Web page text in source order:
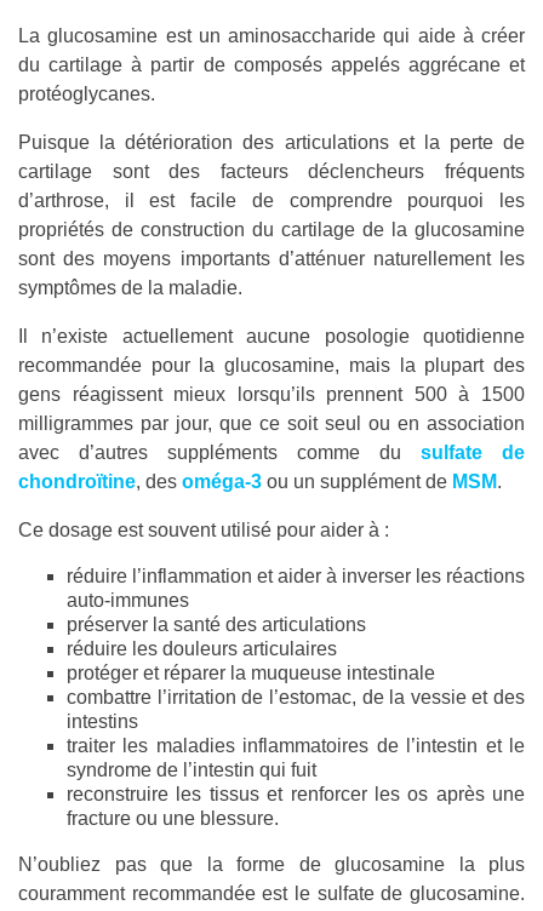
La glucosamine est un aminosaccharide qui aide à créer
du cartilage à partir de composés appelés aggrécane et
protéoglycanes.
Puisque la détérioration des articulations et la perte de
cartilage sont des facteurs déclencheurs fréquents
d’arthrose, il est facile de comprendre pourquoi les
propriétés de construction du cartilage de la glucosamine
sont des moyens importants d’atténuer naturellement les
symptômes de la maladie.
Il n’existe actuellement aucune posologie quotidienne
recommandée pour la glucosamine, mais la plupart des
gens réagissent mieux lorsqu’ils prennent 500 à 1500
milligrammes par jour, que ce soit seul ou en association
avec d’autres suppléments comme du sulfate de
chondroïtine, des oméga-3 ou un supplément de MSM.
Ce dosage est souvent utilisé pour aider à :
réduire l’inflammation et aider à inverser les réactions
auto-immunes
préserver la santé des articulations
réduire les douleurs articulaires
protéger et réparer la muqueuse intestinale
combattre l’irritation de l’estomac, de la vessie et des
intestins
traiter les maladies inflammatoires de l’intestin et le
syndrome de l’intestin qui fuit
reconstruire les tissus et renforcer les os après une
fracture ou une blessure.
N’oubliez pas que la forme de glucosamine la plus
couramment recommandée est le sulfate de glucosamine.